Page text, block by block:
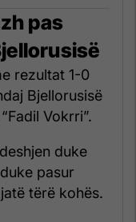
pas
rezultat 1-0
Bjellorusisë
Vokrri”.
duke
pasur
tërë kohës.